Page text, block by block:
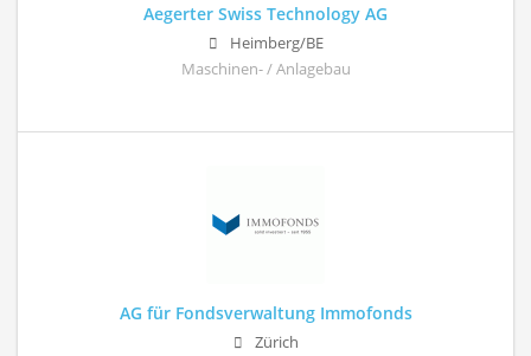
Aegerter Swiss Technology AG
Heimberg/BE
Maschinen- / Anlagebau
AG für Fondsverwaltung Immofonds
Zürich